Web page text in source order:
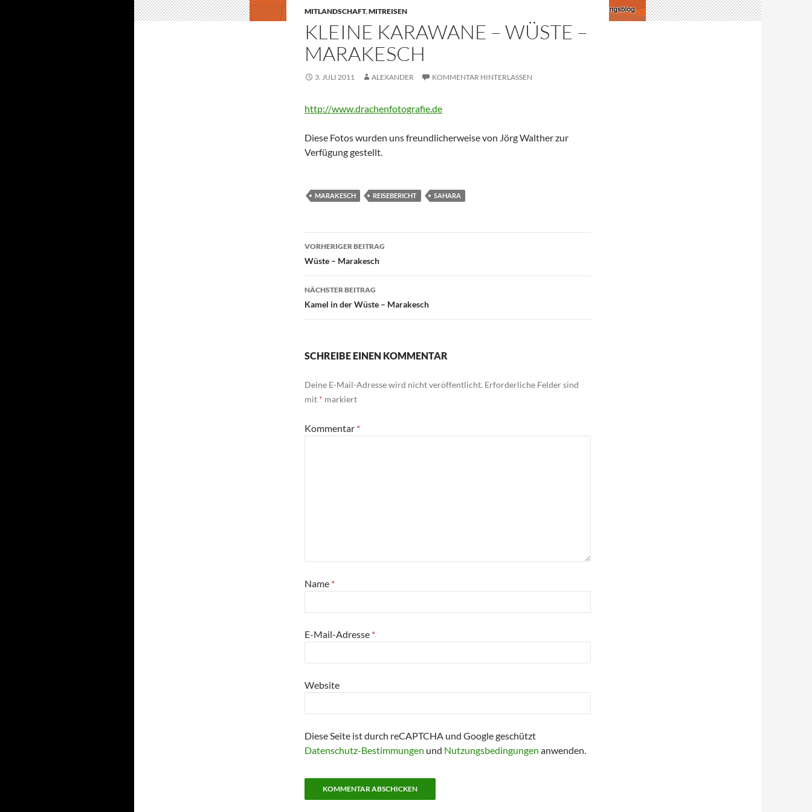
MITLANDSCHAFT,MITREISEN
KLEINE KARAWANE – WÜSTE –
MARAKESCH
3. JULI 2011 ALEXANDER KOMMENTAR HINTERLASSEN
http://www.drachenfotografie.de
Diese Fotos wurden uns freundlicherweise von Jörg Walther zur
Verfügung gestellt.
MARAKESCH REISEBERICHT SAHARA
Beitragsnavigation
VORHERIGER BEITRAG
Wüste – Marakesch
NÄCHSTER BEITRAG
Kamel in der Wüste – Marakesch
SCHREIBE EINEN KOMMENTAR
Deine E-Mail-Adresse wird nicht veröffentlicht. Erforderliche Felder sind
mit * markiert
Kommentar *
Name *
E-Mail-Adresse *
Website
Diese Seite ist durch reCAPTCHA und Google geschützt
Datenschutz-Bestimmungen und Nutzungsbedingungen anwenden.